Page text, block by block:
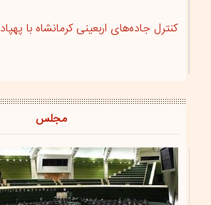
کنترل جاده‌های اربعینی کرمانشاه با پهپاد
مجلس